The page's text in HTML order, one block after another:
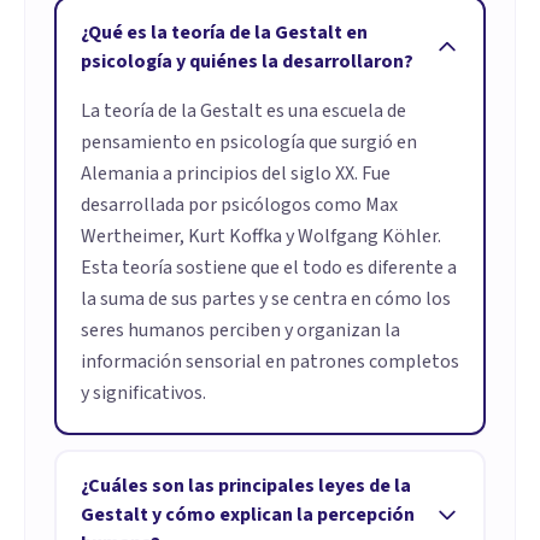
¿Qué es la teoría de la Gestalt en
psicología y quiénes la desarrollaron?
La teoría de la Gestalt es una escuela de
pensamiento en psicología que surgió en
Alemania a principios del siglo XX. Fue
desarrollada por psicólogos como Max
Wertheimer, Kurt Koffka y Wolfgang Köhler.
Esta teoría sostiene que el todo es diferente a
la suma de sus partes y se centra en cómo los
seres humanos perciben y organizan la
información sensorial en patrones completos
y significativos.
¿Cuáles son las principales leyes de la
Gestalt y cómo explican la percepción